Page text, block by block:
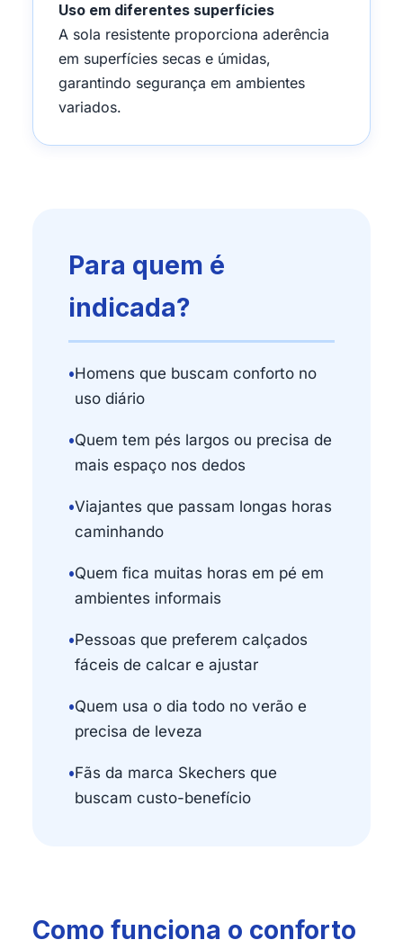
Uso em diferentes superfícies
A sola resistente proporciona aderência
em superfícies secas e úmidas,
garantindo segurança em ambientes
variados.
Para quem é
indicada?
•Homens que buscam conforto no
uso diário
•Quem tem pés largos ou precisa de
mais espaço nos dedos
•Viajantes que passam longas horas
caminhando
•Quem fica muitas horas em pé em
ambientes informais
•Pessoas que preferem calçados
fáceis de calcar e ajustar
•Quem usa o dia todo no verão e
precisa de leveza
•Fãs da marca Skechers que
buscam custo-benefício
Como funciona o conforto